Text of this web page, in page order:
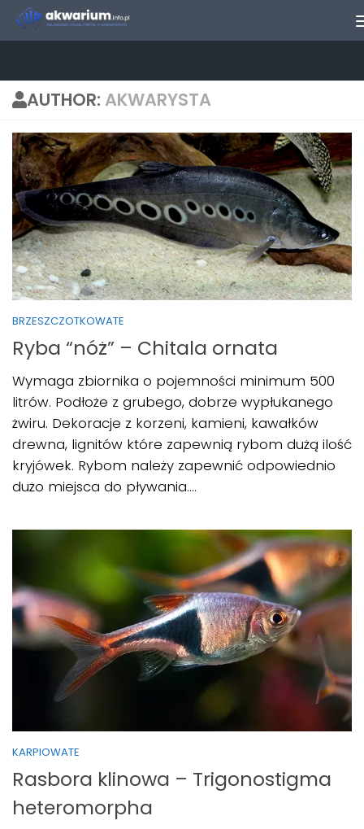
Skip to content
AUTHOR:AKWARYSTA
BRZESZCZOTKOWATE
Ryba “nóż” – Chitala ornata
Wymaga zbiornika o pojemności minimum 500
litrów. Podłoże z grubego, dobrze wypłukanego
żwiru. Dekoracje z korzeni, kamieni, kawałków
drewna, lignitów które zapewnią rybom dużą ilość
kryjówek. Rybom należy zapewnić odpowiednio
dużo miejsca do pływania....
KARPIOWATE
Rasbora klinowa – Trigonostigma
heteromorpha